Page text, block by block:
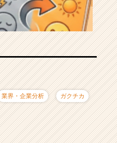
業界・企業分析 ガクチカ